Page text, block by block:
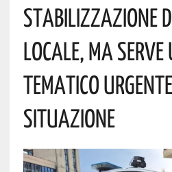
Stabilizzazione
Locale, Ma
Tematico
Situazione